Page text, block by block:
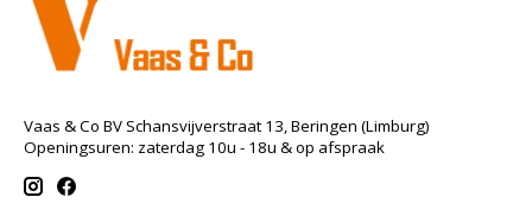
Vaas & Co BV Schansvijverstraat 13, Beringen (Limburg)
Openingsuren: zaterdag 10u - 18u & op afspraak